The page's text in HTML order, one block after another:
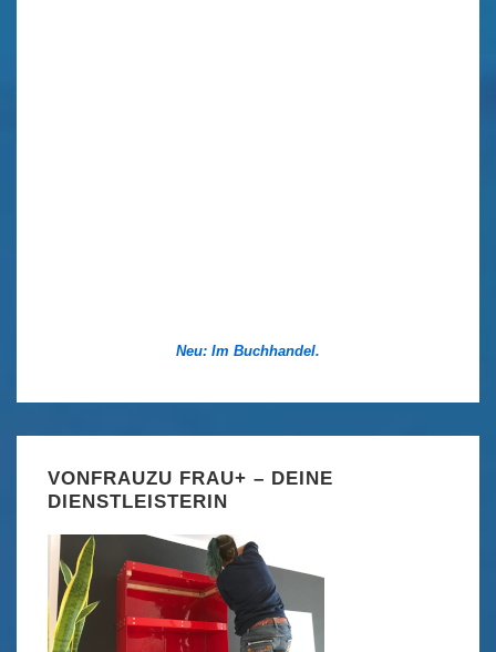
Neu: Im Buchhandel.
VONFRAUZU FRAU+ – DEINE
DIENSTLEISTERIN